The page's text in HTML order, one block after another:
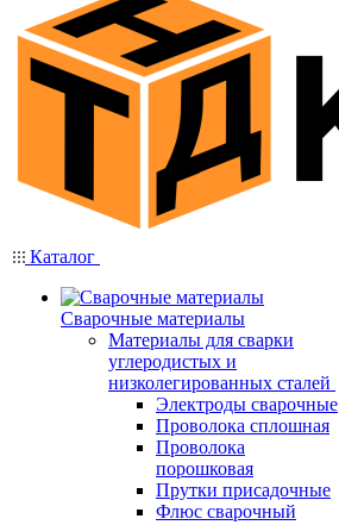
Каталог
Сварочные материалы
Материалы для сварки
углеродистых и
низколегированных сталей
Электроды сварочные
Проволока сплошная
Проволока
порошковая
Прутки присадочные
Флюс сварочный